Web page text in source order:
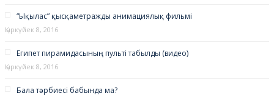
“Ықылас” қысқаметражды анимациялық фильмі
Қыркүйек 8, 2016
Египет пирамидасының пульті табылды (видео)
Қыркүйек 8, 2016
Бала тәрбиесі бабында ма?